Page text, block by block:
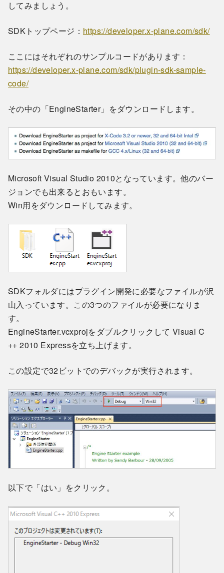
してみましょう。
SDKトップページ： https://developer.x-plane.com/sdk/
ここにはそれぞれのサンプルコードがあります：
https://developer.x-plane.com/sdk/plugin-sdk-sample-
code/
その中の「EngineStarter」をダウンロードします。
Microsoft Visual Studio 2010となっています。他のバー
ジョンでも出来るとおもいます。
Win用をダウンロードしてみます。
SDKフォルダにはプラグイン開発に必要なファイルが沢
山入っています。この3つのファイルが必要になりま
す。
EngineStarter.vcxprojをダブルクリックして Visual C
++ 2010 Expressを立ち上げます。
この設定で32ビットでのデバックが実行されます。
以下で「はい」をクリック。